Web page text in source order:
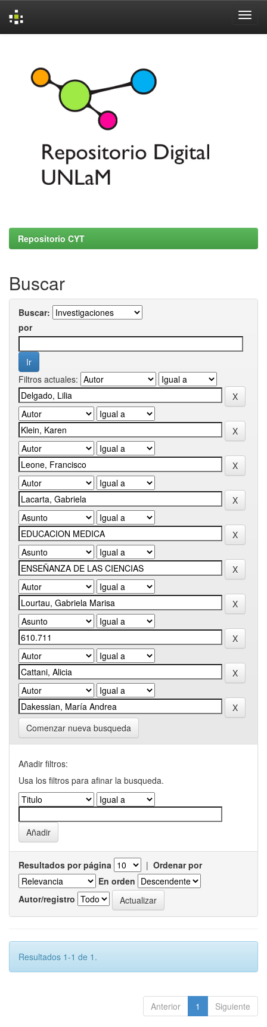
Repositorio CYT
Buscar
Buscar:
por
Filtros actuales:
Comenzar nueva busqueda
Añadir filtros:
Usa los filtros para afinar la busqueda.
Resultados por página | Ordenar por
En orden
Autor/registro
Resultados 1-1 de 1.
Anterior 1 Siguiente